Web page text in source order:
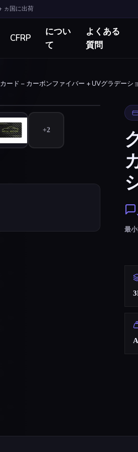
ヵ国に出荷
CFRP
につい
て
よくある
質問
ード – カーボンファイバー + UVグラデーシ
+2
最